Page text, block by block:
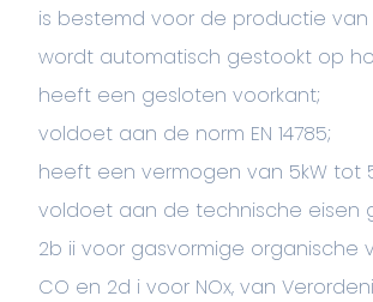
is bestemd voor de productie van
wordt automatisch gestookt op
heeft een gesloten voorkant;
voldoet aan de norm EN 14785;
heeft een vermogen van 5kW tot
voldoet aan de technische eisen
2b ii voor gasvormige organische
CO en 2d i voor NOx, van